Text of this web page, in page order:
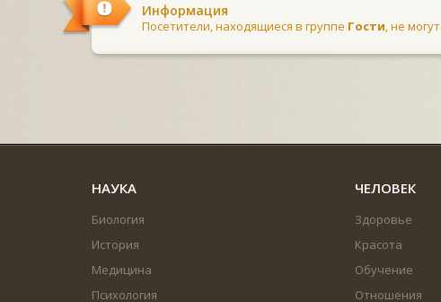
Информация
Посетители, находящиеся в группе Гости, не
НАУКА
Биология
История
Медицина
Психология
ЧЕЛОВЕК
Здоровье
Красота
Обучение
Отношения